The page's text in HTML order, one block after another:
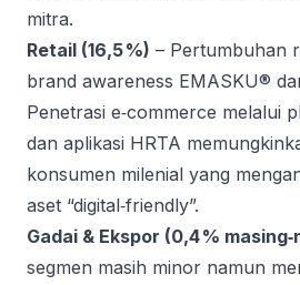
mitra.
Retail (16,5 %) – Pertumbuhan
brand awareness EMASKU®
Penetrasi e‑commerce melalui
dan aplikasi HRTA
konsumen milenial yang
aset “digital‑friendly”.
Gadai & Ekspor (0,4 %
segmen masih minor namun